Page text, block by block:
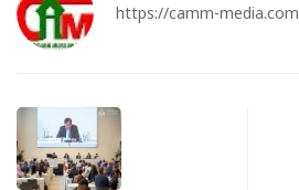
https://camm-media.com